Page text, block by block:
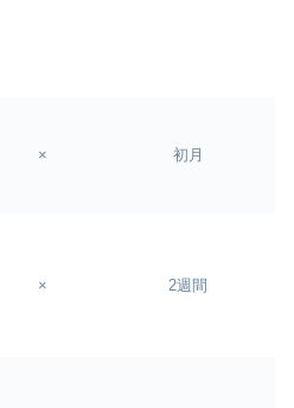
× 初月
× 2週間